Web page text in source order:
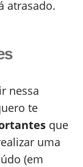
atrasado.
nessa
te
que
uma
(em